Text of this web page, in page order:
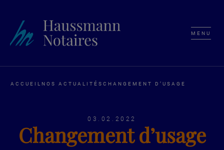
MENU
ACCUEIL NOS ACTUALITÉS CHANGEMENT D’USAGE
03.02.2022
Changement d’usage